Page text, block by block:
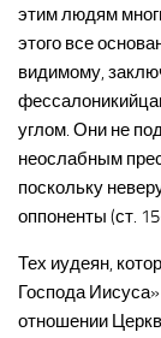
этим людям
этого все
видимому,
углом. Они не
неослабным
поскольку
оппоненты (ст.
Тех иудеян,
Господа
отношении